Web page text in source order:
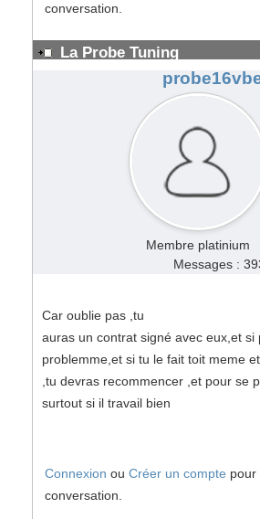
conversation.
La Probe Tuning
Membre platinium
Messages :
Car oublie pas ,tu
auras un contrat signé avec eux,et si
problemme,et si tu le fait toit meme
,tu devras recommencer ,et pour se
surtout si il travail bien
Connexion ou Créer un compte pour
conversation.